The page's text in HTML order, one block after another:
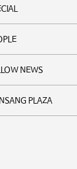
NEWS
PLAZA